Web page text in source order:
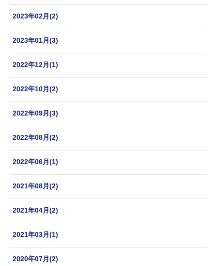
2023年02月(2)
2023年01月(3)
2022年12月(1)
2022年10月(2)
2022年09月(3)
2022年08月(2)
2022年06月(1)
2021年08月(2)
2021年04月(2)
2021年03月(1)
2020年07月(2)